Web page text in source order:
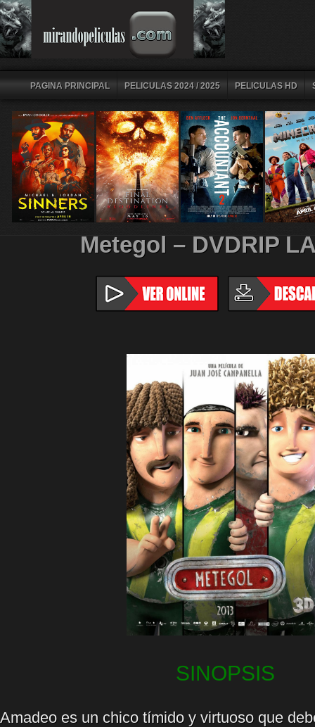
PAGINA PRINCIPAL PELICULAS 2024 / 2025 PELICULAS HD
Metegol – DVDRIP
SINOPSIS
Amadeo es un chico tímido y virtuoso que